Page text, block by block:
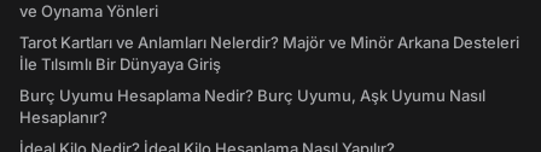
ve Oynama Yönleri
Tarot Kartları ve Anlamları Nelerdir? Majör ve Minör Arkana Desteleri
İle Tılsımlı Bir Dünyaya Giriş
Burç Uyumu Hesaplama Nedir? Burç Uyumu, Aşk Uyumu Nasıl
Hesaplanır?